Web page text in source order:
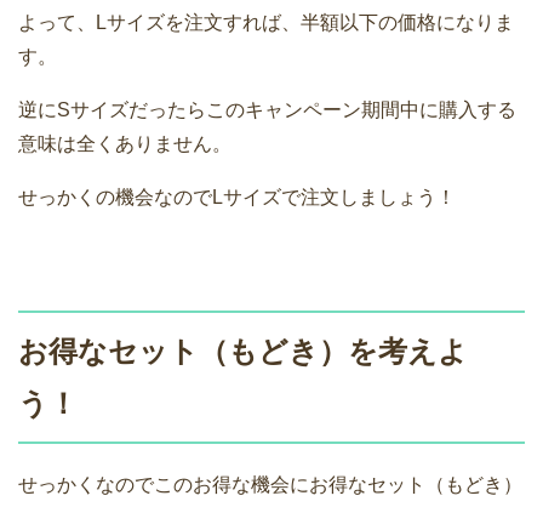
よって、Lサイズを注文すれば、半額以下の価格になりま
す。
逆にSサイズだったらこのキャンペーン期間中に購入する
意味は全くありません。
せっかくの機会なのでLサイズで注文しましょう！
お得なセット（もどき）を考えよ
う！
せっかくなのでこのお得な機会にお得なセット（もどき）